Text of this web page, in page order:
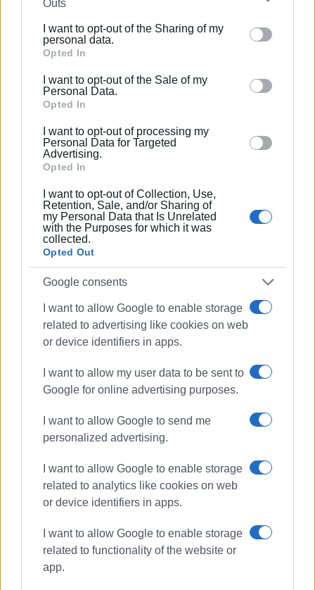
further disclose it to other third parties.
Please note that this website/app uses one or more
Google services and may gather and store information
behaviour. You may click to grant or deny consent to
Google and its third-party tags to use your data for
section.
Outs
I want to opt-out of the Sharing of my
personal data.
Opted In
I want to opt-out of the Sale of my
Personal Data.
Opted In
I want to opt-out of processing my
Personal Data for Targeted
Advertising.
Opted In
I want to opt-out of Collection, Use,
Retention, Sale, and/or Sharing of
my Personal Data that Is Unrelated
with the Purposes for which it was
collected.
Opted Out
Google consents
I want to allow Google to enable storage
related to advertising like cookies on web
or device identifiers in apps.
I want to allow my user data to be sent to
Google for online advertising purposes.
I want to allow Google to send me
personalized advertising.
I want to allow Google to enable storage
related to analytics like cookies on web
or device identifiers in apps.
I want to allow Google to enable storage
related to functionality of the website or
app.
Band” έδωσε ρυθμό στη γιορτή, χαρίζοντας μια μουσική
εμπειρία γεμάτη ενέργεια και γιορτινό κέφι.
Ο Άγιος Βασίλης έκανε την εμφάνισή του, μοιράζοντας
δώρα στα παιδιά και χαρίζοντάς τους αμέτρητα
συμπλήρωσαν τη γιορτινή εμπειρία.
Η βραδιά έκλεισε με συγκίνηση και αισιοδοξία,
αγάπης, κάτι που αποτελεί την καλύτερη απόδειξη ότι,
με την προσπάθεια και τη συνεργασία όλων, μπορούμε
να δημιουργούμε μοναδικές εμπειρίες για την τοπική
μας κοινότητα.
ΦΩΤΟ@ 4ο ΠΕΙΡΑΜΑΤΙΚΟ ΔΗΜΟΤΙΚΟ- ΑΘΗΝΑΓΟΡΕΙΟ
Εμφανίσεις: 124